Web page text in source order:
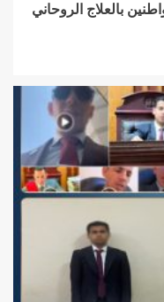
بالعلاج الروحاني